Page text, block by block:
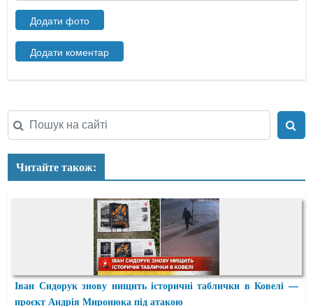
Читайте також:
Іван Сидорук знову нищить історичні таблички в Ковелі —
проєкт Андрія Миронюка під атакою